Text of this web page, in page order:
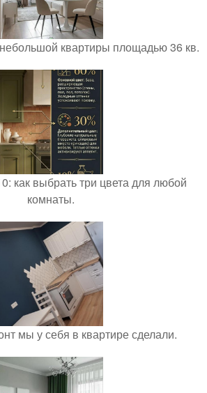
квартиры площадью 36 кв.
как выбрать три цвета для любой
комнаты.
мы у себя в квартире сделали.